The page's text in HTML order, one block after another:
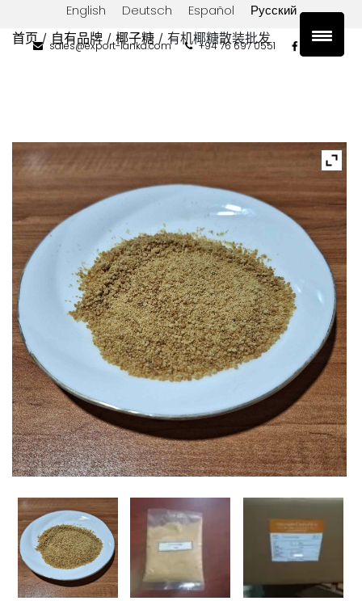
English Deutsch Español Русский
sales@export-lanka.com +94 76 697 0551
首页/ 自有品牌 /椰子糖 / 有机椰糖散装批发